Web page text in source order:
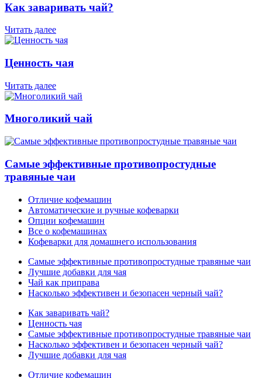
Как заваривать чай?
Читать далее
Ценность чая
Читать далее
Многоликий чай
Самые эффективные противопростудные
травяные чаи
Отличие кофемашин
Автоматические и ручные кофеварки
Опции кофемашин
Все о кофемашинах
Кофеварки для домашнего использования
Самые эффективные противопростудные травяные чаи
Лучшие добавки для чая
Чай как приправа
Насколько эффективен и безопасен черный чай?
Как заваривать чай?
Ценность чая
Самые эффективные противопростудные травяные чаи
Насколько эффективен и безопасен черный чай?
Лучшие добавки для чая
Отличие кофемашин